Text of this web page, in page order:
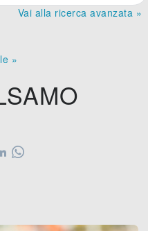
Vai alla ricerca avanzata »
»